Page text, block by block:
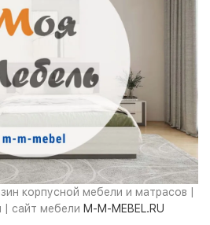
корпусной мебели и матрасов |
| сайт мебели M-M-MEBEL.RU